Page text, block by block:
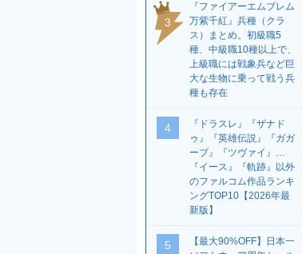
3
『ファイアーエムブレム
万紫千紅』兵種（クラ
ス）まとめ。初級職5
種、中級職10種以上で、
上級職には戦象兵など巨
大な生物に乗って戦う兵
種も存在
4
『ドラスレ』『ザナド
ゥ』『英雄伝説』『ガガ
ーブ』『ツヴァイ』…
『イース』『軌跡』以外
のファルコム作品ランキ
ングTOP10【2026年最
新版】
5
【最大90%OFF】日本一